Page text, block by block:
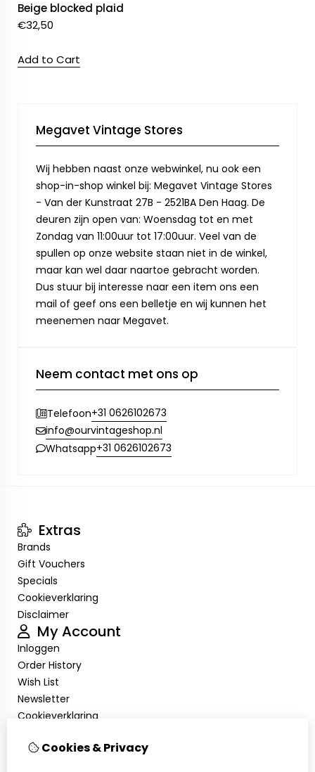
Beige blocked plaid
€32,50
Add to Cart
Megavet Vintage Stores
Wij hebben naast onze webwinkel, nu ook een
shop-in-shop winkel bij: Megavet Vintage Stores
- Van der Kunstraat 27B - 2521BA Den Haag. De
deuren zijn open van: Woensdag tot en met
Zondag van 11:00uur tot 17:00uur. Veel van de
spullen op onze website staan niet in de winkel,
maar kan wel daar naartoe gebracht worden.
Dus stuur bij interesse naar een item ons een
mail of geef ons een belletje en wij kunnen het
meenemen naar Megavet.
Neem contact met ons op
Telefoon+31 0626102673
info@ourvintageshop.nl
Whatsapp+31 0626102673
Extras
Brands
Gift Vouchers
Specials
Cookieverklaring
Disclaimer
My Account
Inloggen
Order History
Wish List
Newsletter
Cookieverklaring
Customer Service
Cookies & Privacy